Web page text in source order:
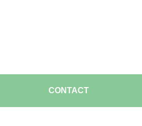
CONTACT